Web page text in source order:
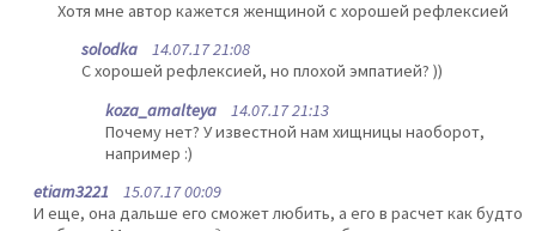
Хотя мне автор кажется женщиной с хорошей рефлексией
solodka 14.07.17 21:08
С хорошей рефлексией, но плохой эмпатией? ))
koza_amalteya 14.07.17 21:13
Почему нет? У известной нам хищницы наоборот,
например :)
etiam3221 15.07.17 00:09
И еще, она дальше его сможет любить, а его в расчет как будто